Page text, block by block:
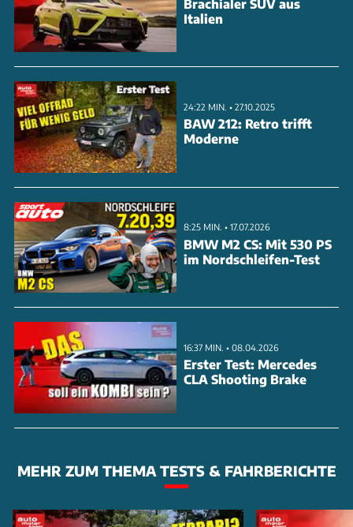
Anschaffungspreis von 62.751 Euro und die
Premium-Positionierung stehen dabei einem wenig
kultivierten Dreizylinder gegenüber.
Brachialer SUV aus
Italien
24:22 MIN. • 27.10.2025
BAW 212: Retro trifft
Moderne
8:25 MIN. • 17.07.2026
BMW M2 CS: Mit 530 PS
im Nordschleifen-Test
16:37 MIN. • 08.04.2026
Erster Test: Mercedes
CLA Shooting Brake
MEHR ZUM THEMA TESTS & FAHRBERICHTE